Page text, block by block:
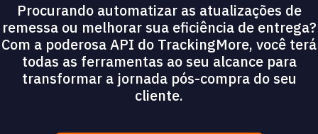
Procurando automatizar as atualizações de
remessa ou melhorar sua eficiência de entrega?
Com a poderosa API do TrackingMore, você terá
todas as ferramentas ao seu alcance para
transformar a jornada pós-compra do seu
cliente.